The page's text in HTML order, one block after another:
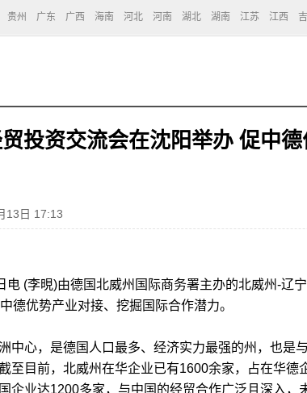
贵州 广东 广西 海南 河北 河南 湖北 湖南 江苏 江西
投资交流会在沈阳举办 促中
13日 17:13
(李晛)由德国北威州国际商务署主办的北威州-辽
德优势产业对接、挖掘国际合作潜力。
心，是德国人口最多、经济实力最强的州，也是
至目前，北威州在华企业已有1600余家，占在华德
企业达1200多家，与中国的经贸合作广泛且深入，